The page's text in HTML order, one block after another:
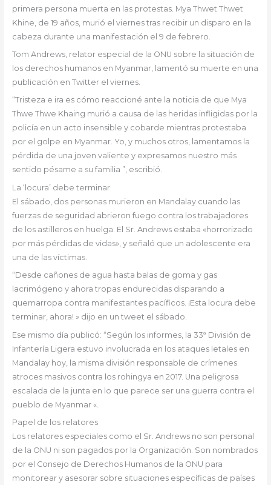
primera persona muerta en las protestas. Mya Thwet Thwet
Khine, de 19 años, murió el viernes tras recibir un disparo en la
cabeza durante una manifestación el 9 de febrero.
Tom Andrews, relator especial de la ONU sobre la situación de
los derechos humanos en Myanmar, lamentó su muerte en una
publicación en Twitter el viernes.
“Tristeza e ira es cómo reaccioné ante la noticia de que Mya
Thwe Thwe Khaing murió a causa de las heridas infligidas por la
policía en un acto insensible y cobarde mientras protestaba
por el golpe en Myanmar. Yo, y muchos otros, lamentamos la
pérdida de una joven valiente y expresamos nuestro más
sentido pésame a su familia ”, escribió.
La ‘locura’ debe terminar
El sábado, dos personas murieron en Mandalay cuando las
fuerzas de seguridad abrieron fuego contra los trabajadores
de los astilleros en huelga. El Sr. Andrews estaba «horrorizado
por más pérdidas de vidas», y señaló que un adolescente era
una de las víctimas.
“Desde cañones de agua hasta balas de goma y gas
lacrimógeno y ahora tropas endurecidas disparando a
quemarropa contra manifestantes pacíficos. ¡Esta locura debe
terminar, ahora! » dijo en un tweet el sábado.
Ese mismo día publicó: “Según los informes, la 33ª División de
Infantería Ligera estuvo involucrada en los ataques letales en
Mandalay hoy, la misma división responsable de crímenes
atroces masivos contra los rohingya en 2017. Una peligrosa
escalada de la junta en lo que parece ser una guerra contra el
pueblo de Myanmar «.
Papel de los relatores
Los relatores especiales como el Sr. Andrews no son personal
de la ONU ni son pagados por la Organización. Son nombrados
por el Consejo de Derechos Humanos de la ONU para
monitorear y asesorar sobre situaciones específicas de países